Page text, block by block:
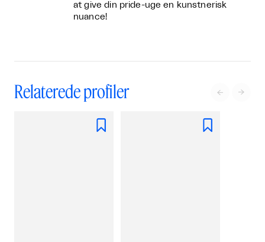
at give din pride-uge en kunstnerisk
nuance!
Relaterede profiler  
 